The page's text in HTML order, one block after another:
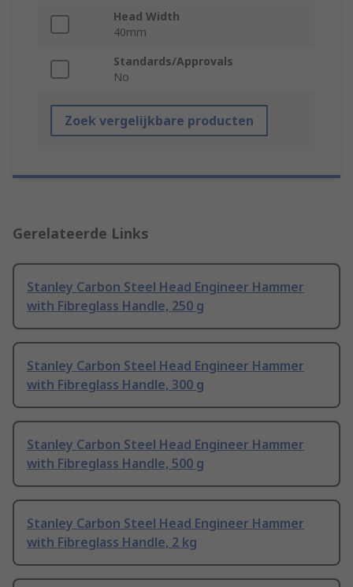
Head Width
40mm
Standards/Approvals
No
Zoek vergelijkbare producten
Gerelateerde Links
Stanley Carbon Steel Head Engineer Hammer
with Fibreglass Handle, 250 g
Stanley Carbon Steel Head Engineer Hammer
with Fibreglass Handle, 300 g
Stanley Carbon Steel Head Engineer Hammer
with Fibreglass Handle, 500 g
Stanley Carbon Steel Head Engineer Hammer
with Fibreglass Handle, 2 kg